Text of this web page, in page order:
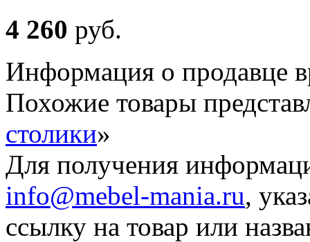
4 260 руб.
Информация о продавце
Похожие товары
столики»
Для получения
info@mebel-mania.ru,
ссылку на товар или